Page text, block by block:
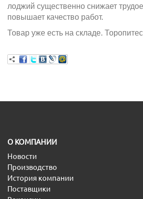
лоджий существенно снижает
повышает качество работ.
Товар уже есть на складе.
O КОМПАНИИ
Новости
Производство
История компании
Поставщики